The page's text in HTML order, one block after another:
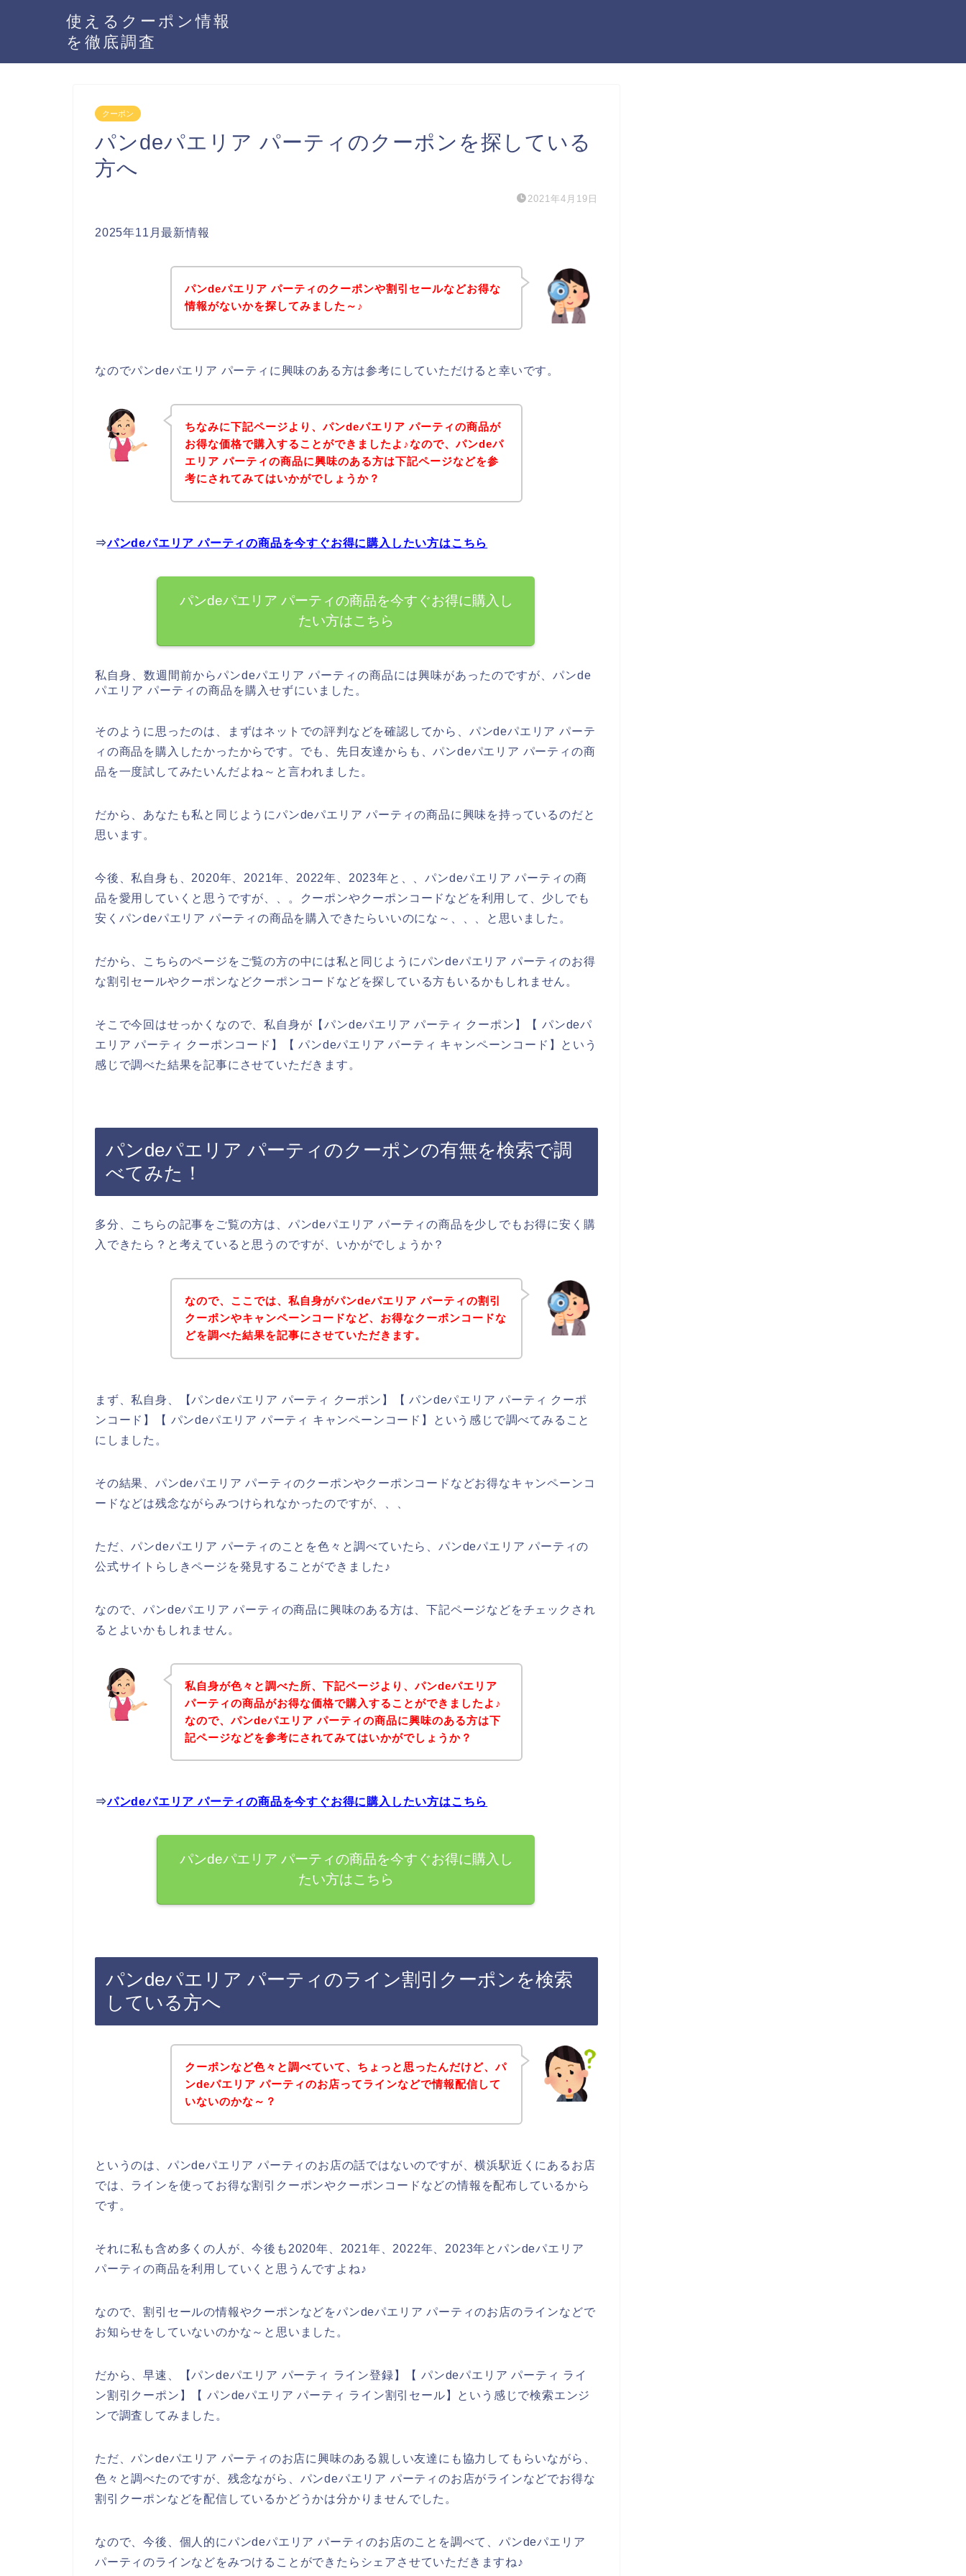
使えるクーポン情報
を徹底調査
クーポン
パンdeパエリア パーティのクーポンを探している
方へ
2021年4月19日
2025年11月最新情報
パンdeパエリア パーティのクーポンや割引セールなどお得な
情報がないかを探してみました～♪
なのでパンdeパエリア パーティに興味のある方は参考にしていただけると幸いです。
ちなみに下記ページより、パンdeパエリア パーティの商品が
お得な価格で購入することができましたよ♪なので、パンdeパ
エリア パーティの商品に興味のある方は下記ページなどを参
考にされてみてはいかがでしょうか？
⇒パンdeパエリア パーティの商品を今すぐお得に購入したい方はこちら
パンdeパエリア パーティの商品を今すぐお得に購入し
たい方はこちら
私自身、数週間前からパンdeパエリア パーティの商品には興味があったのですが、パンde
パエリア パーティの商品を購入せずにいました。
そのように思ったのは、まずはネットでの評判などを確認してから、パンdeパエリア パーテ
ィの商品を購入したかったからです。でも、先日友達からも、パンdeパエリア パーティの商
品を一度試してみたいんだよね～と言われました。
だから、あなたも私と同じようにパンdeパエリア パーティの商品に興味を持っているのだと
思います。
今後、私自身も、2020年、2021年、2022年、2023年と、、パンdeパエリア パーティの商
品を愛用していくと思うですが、、。クーポンやクーポンコードなどを利用して、少しでも
安くパンdeパエリア パーティの商品を購入できたらいいのにな～、、、と思いました。
だから、こちらのページをご覧の方の中には私と同じようにパンdeパエリア パーティのお得
な割引セールやクーポンなどクーポンコードなどを探している方もいるかもしれません。
そこで今回はせっかくなので、私自身が【パンdeパエリア パーティ クーポン】【 パンdeパ
エリア パーティ クーポンコード】【 パンdeパエリア パーティ キャンペーンコード】という
感じで調べた結果を記事にさせていただきます。
パンdeパエリア パーティのクーポンの有無を検索で調
べてみた！
多分、こちらの記事をご覧の方は、パンdeパエリア パーティの商品を少しでもお得に安く購
入できたら？と考えていると思うのですが、いかがでしょうか？
なので、ここでは、私自身がパンdeパエリア パーティの割引
クーポンやキャンペーンコードなど、お得なクーポンコードな
どを調べた結果を記事にさせていただきます。
まず、私自身、【パンdeパエリア パーティ クーポン】【 パンdeパエリア パーティ クーポ
ンコード】【 パンdeパエリア パーティ キャンペーンコード】という感じで調べてみること
にしました。
その結果、パンdeパエリア パーティのクーポンやクーポンコードなどお得なキャンペーンコ
ードなどは残念ながらみつけられなかったのですが、、、
ただ、パンdeパエリア パーティのことを色々と調べていたら、パンdeパエリア パーティの
公式サイトらしきページを発見することができました♪
なので、パンdeパエリア パーティの商品に興味のある方は、下記ページなどをチェックされ
るとよいかもしれません。
私自身が色々と調べた所、下記ページより、パンdeパエリア
パーティの商品がお得な価格で購入することができましたよ♪
なので、パンdeパエリア パーティの商品に興味のある方は下
記ページなどを参考にされてみてはいかがでしょうか？
⇒パンdeパエリア パーティの商品を今すぐお得に購入したい方はこちら
パンdeパエリア パーティの商品を今すぐお得に購入し
たい方はこちら
パンdeパエリア パーティのライン割引クーポンを検索
している方へ
クーポンなど色々と調べていて、ちょっと思ったんだけど、パ
ンdeパエリア パーティのお店ってラインなどで情報配信して
いないのかな～？
というのは、パンdeパエリア パーティのお店の話ではないのですが、横浜駅近くにあるお店
では、ラインを使ってお得な割引クーポンやクーポンコードなどの情報を配布しているから
です。
それに私も含め多くの人が、今後も2020年、2021年、2022年、2023年とパンdeパエリア
パーティの商品を利用していくと思うんですよね♪
なので、割引セールの情報やクーポンなどをパンdeパエリア パーティのお店のラインなどで
お知らせをしていないのかな～と思いました。
だから、早速、【パンdeパエリア パーティ ライン登録】【 パンdeパエリア パーティ ライ
ン割引クーポン】【 パンdeパエリア パーティ ライン割引セール】という感じで検索エンジ
ンで調査してみました。
ただ、パンdeパエリア パーティのお店に興味のある親しい友達にも協力してもらいながら、
色々と調べたのですが、残念ながら、パンdeパエリア パーティのお店がラインなどでお得な
割引クーポンなどを配信しているかどうかは分かりませんでした。
なので、今後、個人的にパンdeパエリア パーティのお店のことを調べて、パンdeパエリア
パーティのラインなどをみつけることができたらシェアさせていただきますね♪